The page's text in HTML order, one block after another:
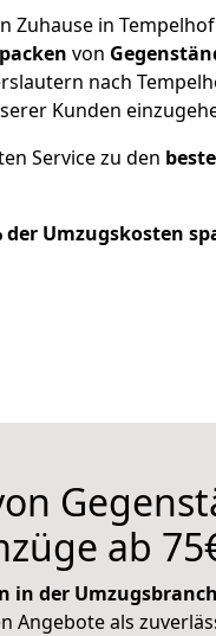
Zuhause in
von
nach
Kunden
Service zu den
der Umzugskosten
ab
in der
Angebote als